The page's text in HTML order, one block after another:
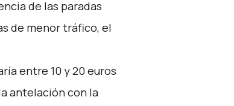
de las paradas
de menor tráfico, el
entre 10 y 20 euros
antelación con la